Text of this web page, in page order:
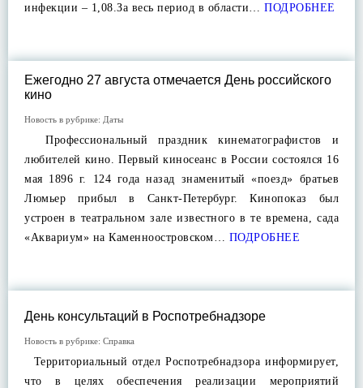
инфекции – 1,08.За весь период в области… ПОДРОБНЕЕ
Ежегодно 27 августа отмечается День российского
кино
Новость в рубрике: Даты
Профессиональный праздник кинематографистов и
любителей кино. Первый киносеанс в России состоялся 16
мая 1896 г. 124 года назад знаменитый «поезд» братьев
Люмьер прибыл в Санкт-Петербург. Кинопоказ был
устроен в театральном зале известного в те времена, сада
«Аквариум» на Каменноостровском… ПОДРОБНЕЕ
День консультаций в Роспотребнадзоре
Новость в рубрике: Справка
Территориальный отдел Роспотребнадзора информирует,
что в целях обеспечения реализации мероприятий